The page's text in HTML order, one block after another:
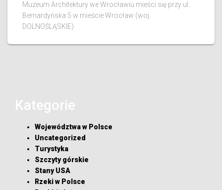
Muzeum Architektury we Wrocławiu mieści się przy ul.
Bernardyńska 5 w mieście Wrocław (woj.
DOLNOŚLĄSKIE)
Kategorie
Województwa w Polsce
Uncategorized
Turystyka
Szczyty górskie
Stany USA
Rzeki w Polsce